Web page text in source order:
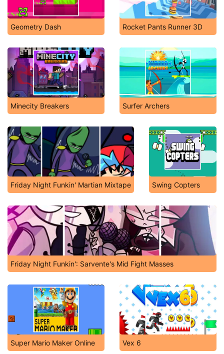
Geometry Dash Rocket Pants Runner 3D
Minecity Breakers Surfer Archers
Friday Night Funkin' Martian Mixtape Swing Copters
Friday Night Funkin': Sarvente's Mid Fight Masses
Super Mario Maker Online Vex 6